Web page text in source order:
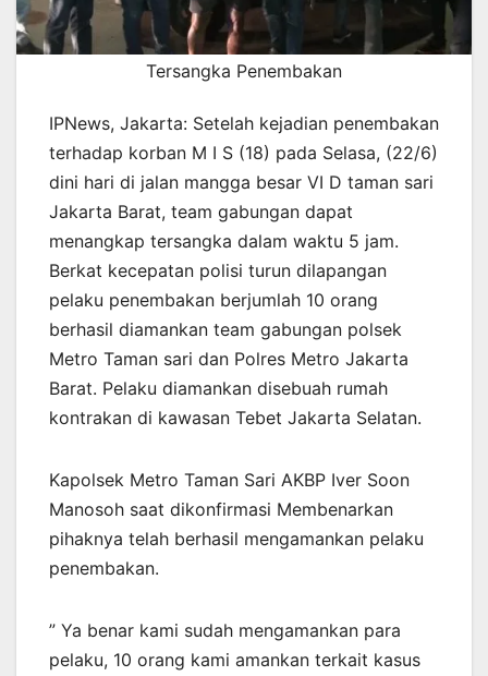
Tersangka Penembakan
IPNews, Jakarta: Setelah kejadian penembakan
terhadap korban M I S (18) pada Selasa, (22/6)
dini hari di jalan mangga besar VI D taman sari
Jakarta Barat, team gabungan dapat
menangkap tersangka dalam waktu 5 jam.
Berkat kecepatan polisi turun dilapangan
pelaku penembakan berjumlah 10 orang
berhasil diamankan team gabungan polsek
Metro Taman sari dan Polres Metro Jakarta
Barat. Pelaku diamankan disebuah rumah
kontrakan di kawasan Tebet Jakarta Selatan.
Kapolsek Metro Taman Sari AKBP Iver Soon
Manosoh saat dikonfirmasi Membenarkan
pihaknya telah berhasil mengamankan pelaku
penembakan.
” Ya benar kami sudah mengamankan para
pelaku, 10 orang kami amankan terkait kasus